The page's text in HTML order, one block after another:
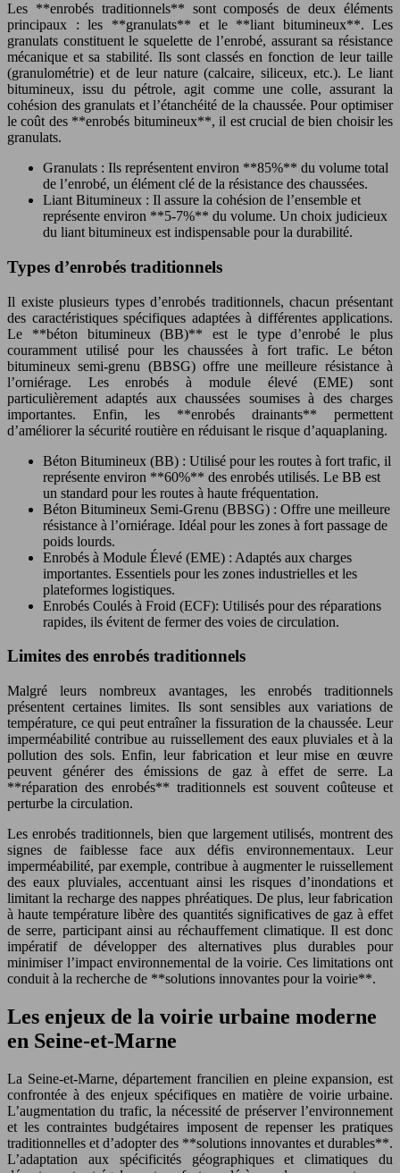
Les **enrobés traditionnels** sont composés de deux éléments
principaux : les **granulats** et le **liant bitumineux**. Les
granulats constituent le squelette de l’enrobé, assurant sa résistance
mécanique et sa stabilité. Ils sont classés en fonction de leur taille
(granulométrie) et de leur nature (calcaire, siliceux, etc.). Le liant
bitumineux, issu du pétrole, agit comme une colle, assurant la
cohésion des granulats et l’étanchéité de la chaussée. Pour optimiser
le coût des **enrobés bitumineux**, il est crucial de bien choisir les
granulats.
Granulats : Ils représentent environ **85%** du volume total
de l’enrobé, un élément clé de la résistance des chaussées.
Liant Bitumineux : Il assure la cohésion de l’ensemble et
représente environ **5-7%** du volume. Un choix judicieux
du liant bitumineux est indispensable pour la durabilité.
Types d’enrobés traditionnels
Il existe plusieurs types d’enrobés traditionnels, chacun présentant
des caractéristiques spécifiques adaptées à différentes applications.
Le **béton bitumineux (BB)** est le type d’enrobé le plus
couramment utilisé pour les chaussées à fort trafic. Le béton
bitumineux semi-grenu (BBSG) offre une meilleure résistance à
l’orniérage. Les enrobés à module élevé (EME) sont
particulièrement adaptés aux chaussées soumises à des charges
importantes. Enfin, les **enrobés drainants** permettent
d’améliorer la sécurité routière en réduisant le risque d’aquaplaning.
Béton Bitumineux (BB) : Utilisé pour les routes à fort trafic, il
représente environ **60%** des enrobés utilisés. Le BB est
un standard pour les routes à haute fréquentation.
Béton Bitumineux Semi-Grenu (BBSG) : Offre une meilleure
résistance à l’orniérage. Idéal pour les zones à fort passage de
poids lourds.
Enrobés à Module Élevé (EME) : Adaptés aux charges
importantes. Essentiels pour les zones industrielles et les
plateformes logistiques.
Enrobés Coulés à Froid (ECF): Utilisés pour des réparations
rapides, ils évitent de fermer des voies de circulation.
Limites des enrobés traditionnels
Malgré leurs nombreux avantages, les enrobés traditionnels
présentent certaines limites. Ils sont sensibles aux variations de
température, ce qui peut entraîner la fissuration de la chaussée. Leur
imperméabilité contribue au ruissellement des eaux pluviales et à la
pollution des sols. Enfin, leur fabrication et leur mise en œuvre
peuvent générer des émissions de gaz à effet de serre. La
**réparation des enrobés** traditionnels est souvent coûteuse et
perturbe la circulation.
Les enrobés traditionnels, bien que largement utilisés, montrent des
signes de faiblesse face aux défis environnementaux. Leur
imperméabilité, par exemple, contribue à augmenter le ruissellement
des eaux pluviales, accentuant ainsi les risques d’inondations et
limitant la recharge des nappes phréatiques. De plus, leur fabrication
à haute température libère des quantités significatives de gaz à effet
de serre, participant ainsi au réchauffement climatique. Il est donc
impératif de développer des alternatives plus durables pour
minimiser l’impact environnemental de la voirie. Ces limitations ont
conduit à la recherche de **solutions innovantes pour la voirie**.
Les enjeux de la voirie urbaine moderne
en Seine-et-Marne
La Seine-et-Marne, département francilien en pleine expansion, est
confrontée à des enjeux spécifiques en matière de voirie urbaine.
L’augmentation du trafic, la nécessité de préserver l’environnement
et les contraintes budgétaires imposent de repenser les pratiques
traditionnelles et d’adopter des **solutions innovantes et durables**.
L’adaptation aux spécificités géographiques et climatiques du